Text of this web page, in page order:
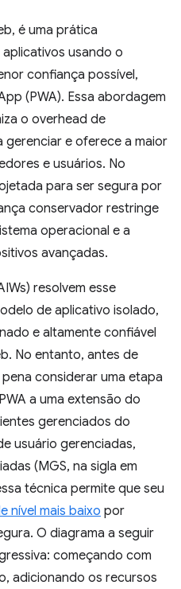
é uma prática
usando o
confiança possível,
(PWA). Essa abordagem
o overhead de
gerenciar e oferece a maior
e usuários. No
para ser segura por
conservador restringe
operacional e a
avançadas.
resolvem esse
de aplicativo isolado,
e altamente confiável
No entanto, antes de
considerar uma etapa
a uma extensão do
gerenciados do
usuário gerenciadas,
(MGS, na sigla em
técnica permite que seu
nível mais baixo por
O diagrama a seguir
começando com
adicionando os recursos